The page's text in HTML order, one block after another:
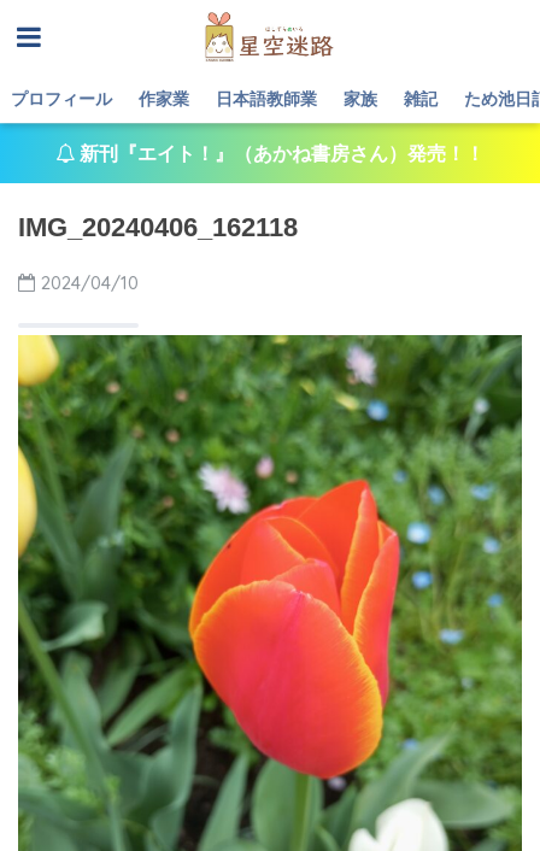
プロフィール 作家業 日本語教師業 家族 雑記 ため池日
新刊『エイト！』（あかね書房さん）発売！！
IMG_20240406_162118
2024/04/10